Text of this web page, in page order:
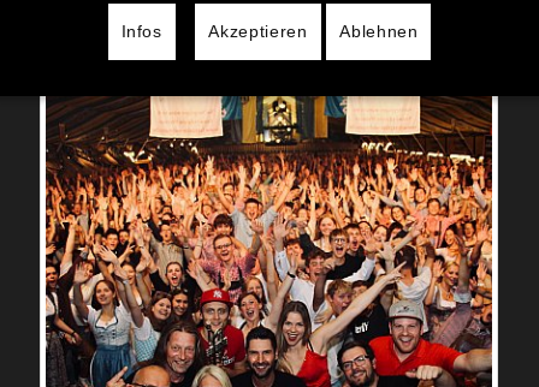
abging :-) Viel Spaß mit den Bildern
Infos Akzeptieren Ablehnen